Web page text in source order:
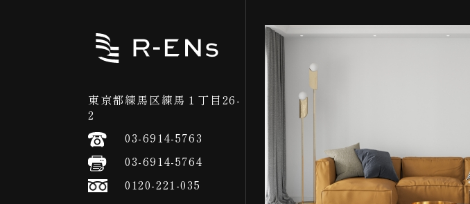
東京都練馬区練馬１丁目26-
2
03-6914-5763
03-6914-5764
0120-221-035